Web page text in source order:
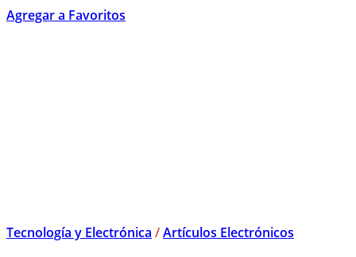
Agregar a Favoritos
Tecnología y Electrónica /Artículos Electrónicos